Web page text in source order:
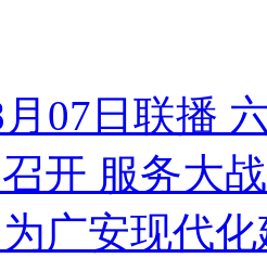
月07日联播
开 服务大
广安现代